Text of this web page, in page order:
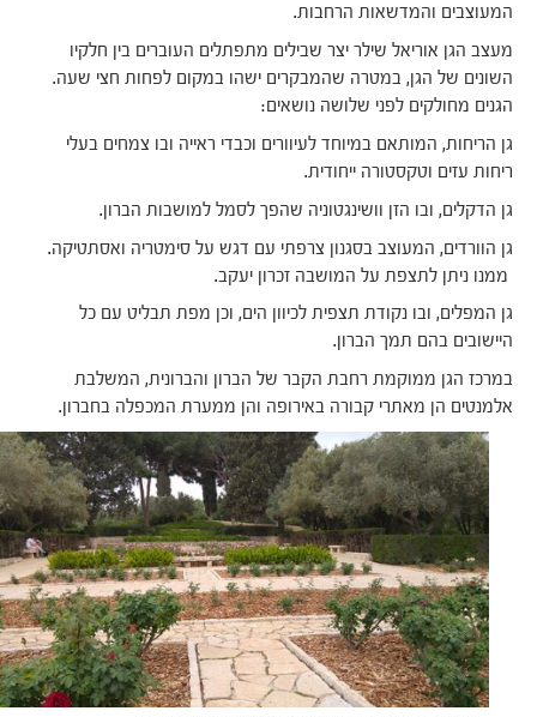
המעוצבים והמדשאות הרחבות.
מעצב הגן אוריאל שילר יצר שבילים מתפתלים העוברים בין חלקיו
השונים של הגן, במטרה שהמבקרים ישהו במקום לפחות חצי שעה.
הגנים מחולקים לפני שלושה נושאים:
גן הריחות, המותאם במיוחד לעיוורים וכבדי ראייה ובו צמחים בעלי
ריחות עזים וטקסטורה ייחודית.
גן הדקלים, ובו הזן וושינגטוניה שהפך לסמל למושבות הברון.
גן הוורדים, המעוצב בסגנון צרפתי עם דגש על סימטריה ואסתטיקה.
ממנו ניתן לתצפת על המושבה זכרון יעקב.
גן המפלים, ובו נקודת תצפית לכיוון הים, וכן מפת תבליט עם כל
היישובים בהם תמך הברון.
במרכז הגן ממוקמת רחבת הקבר של הברון והברונית, המשלבת
אלמנטים הן מאתרי קבורה באירופה והן ממערת המכפלה בחברון.